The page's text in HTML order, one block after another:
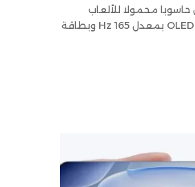
محمولا للألعاب
بمقاس 16-inch مع شاشة OLED بمعدل 165 Hz وبطاقة